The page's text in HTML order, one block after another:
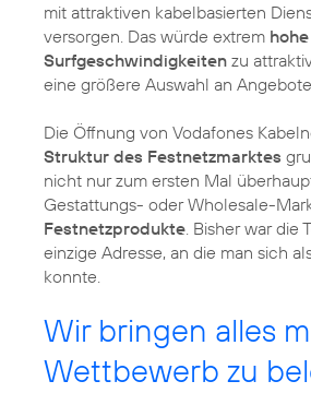
mit attraktiven kabelbasierten
versorgen. Das würde extrem hohe
Surfgeschwindigkeiten zu
eine größere Auswahl an
Die Öffnung von Vodafones
Struktur des Festnetzmarktes
nicht nur zum ersten Mal
Gestattungs- oder Wholesale-
Festnetzprodukte. Bisher war die
einzige Adresse, an die man sich
konnte.
Wir bringen alles
Wettbewerb zu